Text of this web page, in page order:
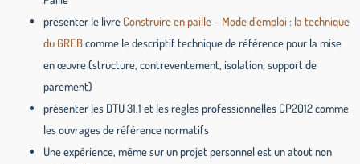
présenter le livre Construire en paille – Mode d’emploi : la technique
du GREBcomme le descriptif technique de référence pour la mise
en œuvre (structure, contreventement, isolation, support de
parement)
présenter les DTU 31.1 et les règles professionnelles CP2012 comme
les ouvrages de référence normatifs
Une expérience, même sur un projet personnel est un atout non